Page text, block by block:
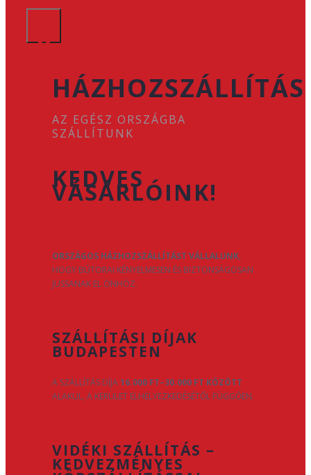
×
HÁZHOZSZÁLLÍTÁS
AZ EGÉSZ ORSZÁGBA
SZÁLLÍTUNK
KEDVES
VÁSÁRLÓINK!
ORSZÁGOS HÁZHOZSZÁLLÍTÁST VÁLLALUNK,
HOGY BÚTORAI KÉNYELMESEN ÉS BIZTONSÁGOSAN
JUSSANAK EL ÖNHÖZ.
SZÁLLÍTÁSI DÍJAK
BUDAPESTEN
A SZÁLLÍTÁS DÍJA16.000 FT–30.000 FT KÖZÖTT
ALAKUL, A KERÜLET ELHELYEZKEDÉSÉTŐL FÜGGŐEN.
VIDÉKI SZÁLLÍTÁS –
KEDVEZMÉNYES